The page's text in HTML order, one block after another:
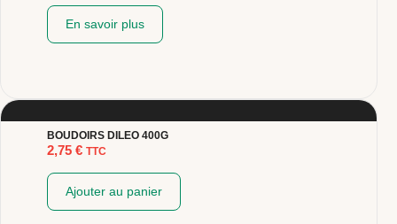
En savoir plus
BOUDOIRS DILEO 400G
2,75 € TTC
Ajouter au panier